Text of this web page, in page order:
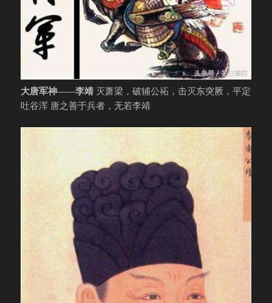
大唐军神——李靖 灭萧梁，破辅公祏，击灭东突厥，平定
吐谷浑 唐之善于兵者，无若李靖